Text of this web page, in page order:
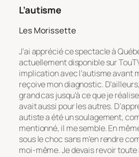
L’autisme
Les Morissette
J’ai apprécié ce spectacle à
actuellement disponible sur
implication avec l’autisme avant
reçoive mon diagnostic.
grand cas jusqu’à ce que je
avait aussi pour les autres.
autiste a été un soulagement,
mentionné, il me semble. En
sous le choc sans m’en rendre
moi-même. Je devais revoir toute